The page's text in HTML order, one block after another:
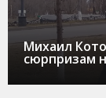
Михаил
сюрпризам